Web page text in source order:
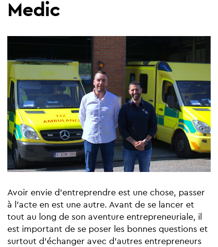
Medic
Avoir envie d'entreprendre est une chose, passer
à l'acte en est une autre. Avant de se lancer et
tout au long de son aventure entrepreneuriale, il
est important de se poser les bonnes questions et
surtout d'échanger avec d'autres entrepreneurs